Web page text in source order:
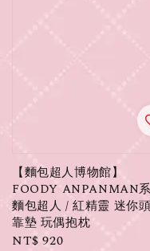
【麵包超人博物館】
FOODY ANPANMAN
麵包超人 / 紅精靈 迷你
靠墊 玩偶抱枕
Regular
NT$ 920